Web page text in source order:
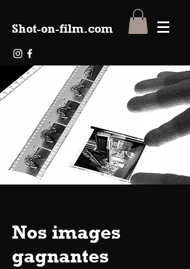
Shot-on-film.com
Nos images
gagnantes